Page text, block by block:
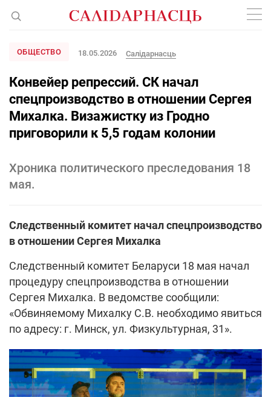
ОБЩЕСТВО 18.05.2026 Салідарнасць
Конвейер репрессий. СК начал
спецпроизводство в отношении Сергея
Михалка. Визажистку из Гродно
приговорили к 5,5 годам колонии
Хроника политического преследования 18
мая.
Следственный комитет начал спецпроизводство
в отношении Сергея Михалка
Следственный комитет Беларуси 18 мая начал
процедуру спецпроизводства в отношении
Сергея Михалка. В ведомстве сообщили:
«Обвиняемому Михалку С.В. необходимо явиться
по адресу: г. Минск, ул. Физкультурная, 31».